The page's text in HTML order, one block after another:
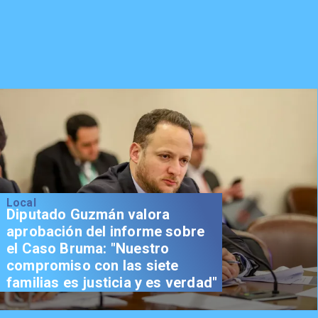
Local
Diputado Guzmán valora
aprobación del informe sobre
el Caso Bruma: "Nuestro
compromiso con las siete
familias es justicia y es verdad"